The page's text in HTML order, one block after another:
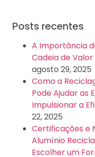
Posts recentes
A Importância
Cadeia de
agosto 29, 2025
Como a
Pode Ajudar as
Impulsionar a
22, 2025
Certificações e
Alumínio
Escolher um